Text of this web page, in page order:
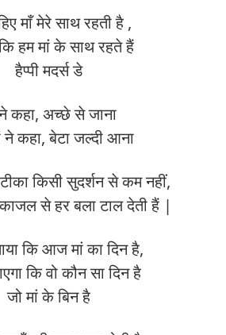
माँ मेरे साथ रहती है ,
हम मां के साथ रहते हैं
हैप्पी मदर्स डे
कहा, अच्छे से जाना
कहा, बेटा जल्दी आना
किसी सुदर्शन से कम नहीं,
से हर बला टाल देती हैं |
कि आज मां का दिन है,
कि वो कौन सा दिन है
जो मां के बिन है